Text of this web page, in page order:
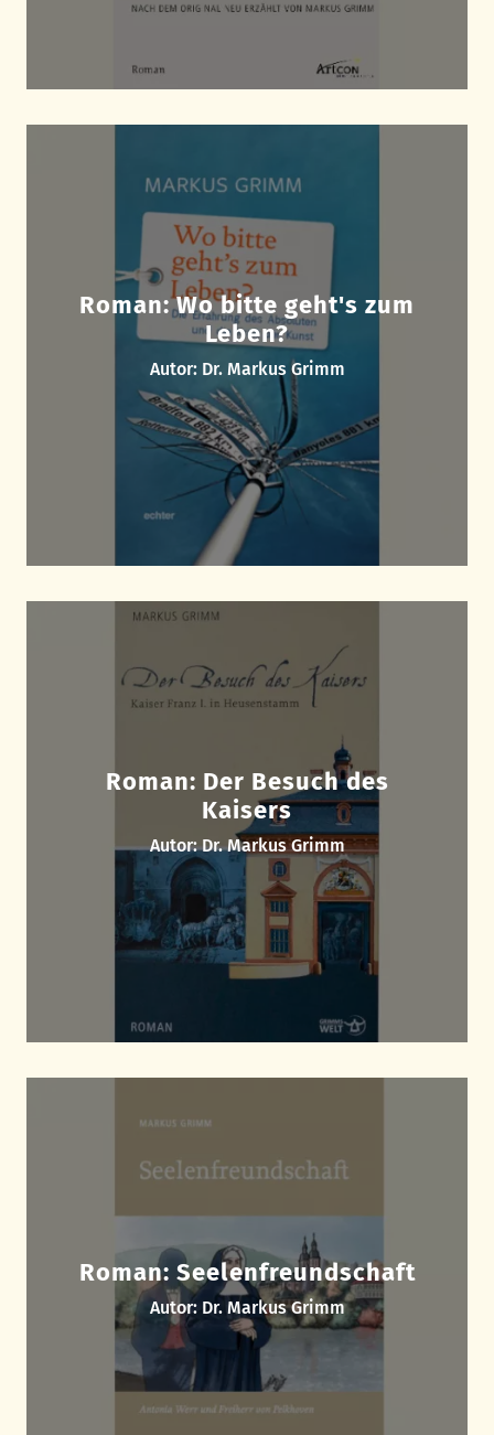
Roman: Wo bitte geht's zum
Leben?
Autor: Dr. Markus Grimm
Roman: Der Besuch des
Kaisers
Autor: Dr. Markus Grimm
Roman: Seelenfreundschaft
Autor: Dr. Markus Grimm